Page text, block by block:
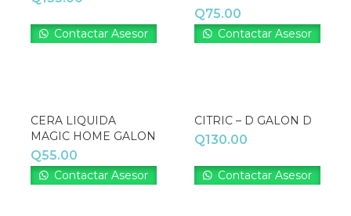
Contactar Asesor
Q75.00
Contactar Asesor
CERA LIQUIDA
MAGIC HOME GALON
Q55.00
Contactar Asesor
CITRIC – D GALON D
Q130.00
Contactar Asesor